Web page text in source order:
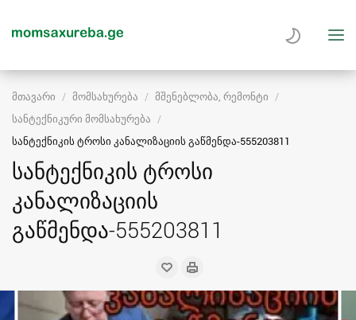
მთავარი მომსახურება
მშენებლობა, რემონტი
სანტექნიკური მომსახურება
სანტექნიკის ტროსი კანალიზაციის გაწმენდა-555203811
სანტექნიკის ტროსი
კანალიზაციის
გაწმენდა-555203811